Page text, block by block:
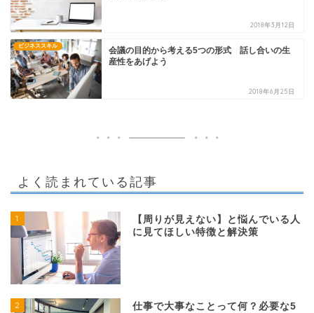
2018年3月12日
ビジネススキル
会議の目的から考える5つの形式 話し合いの生
産性をあげよう
2018年6月25日
よく読まれている記事
1
【周りが見えない】と悩んでいる人
に見てほしい特徴と解決策
2
仕事で大事なことって何？必要な5